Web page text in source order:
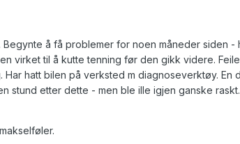
Begynte å få problemer for noen måneder siden -
virket til å kutte tenning før den gikk videre.
hatt bilen på verksted m diagnoseverktøy. En
stund etter dette - men ble ille igjen ganske raskt.